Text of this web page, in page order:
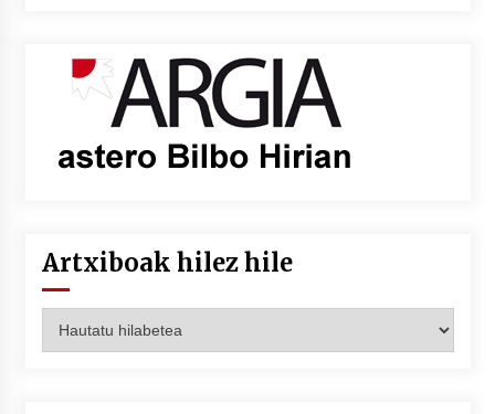
Artxiboak hilez hile
hilez